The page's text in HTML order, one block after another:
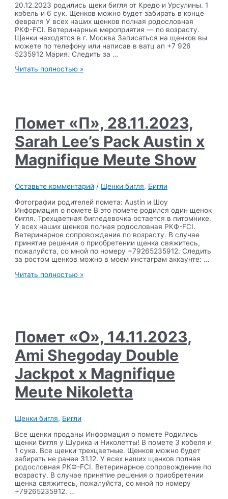
20.12.2023 родились щеки бигля от Кредо и Урсулины. 1
кобель и 6 сук. Щенков можно будет забирать в конце
февраля У всех наших щенков полная родословная
РКФ-FCI. Ветеринарные мероприятия — по возрасту.
Щенки находятся в г. Москва Записаться на щенков вы
можете по телефону или написав в ватц ап +7 926
5235912 Мария. Следить за …
Помет
x
Magnifique
Meute
Ursulina
Читать полностью »
Помет «П», 28.11.2023,
Sarah Lee’s Pack Austin x
Magnifique Meute Show
Оставьте комментарий / Щенки бигля, Бигли
Фотографии родителей помета: Austin и Шоу
Информация о помете В это помете родился один щенок
бигля. Трехцветная бигледевочка остается в питомнике.
У всех наших щенков полная родословная РКФ-FCI.
Ветеринарное сопровождение по возрасту. В случае
принятие решения о приобретении щенка свяжитесь,
пожалуйста, со мной по номеру +79265235912. Следить
за ростом щенков можно в моем инстаграм аккаунте: …
Помет
x
Magnifique
Meute
Show
Читать полностью »
Помет «O», 14.11.2023,
Ami Shegoday Double
Jackpot x Magnifique
Meute Nikoletta
Щенки бигля, Бигли
Все щенки проданы Информация о помете Родились
щенки бигля у Шурика и Николетты! В помете 3 кобеля и
1 сука. Все щенки трехцветные. Щенков можно будет
забирать не ранее 31.12. У всех наших щенков полная
родословная РКФ-FCI. Ветеринарное сопровождение по
возрасту. В случае принятие решения о приобретении
щенка свяжитесь, пожалуйста, со мной по номеру
+79265235912. …